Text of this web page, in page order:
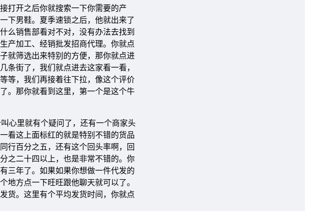
打开之后你就搜索一下你需要的产
下男鞋。夏季速锁之后，他就出来了
么销售部看对不对，没有办法去找到
产加工、经销批发招商代理。你就点
就筛选出来特别的方便，那你就点进
条街了，我们就点进去这家看一看，
等，我们再接着往下拉，像这个评价
。那你就看到这里，第一个是这个牛
心里就有个疑问了，还有一个商家头
看这上面标红的就是特别不错的货品
行百分之五，还有这个回头率啊，回
之二十四以上，也是非常不错的。你
三年了。如果如果你想做一件代发的
地方点一下旺旺跟他聊天就可以了。
货。这里有个平均发货时间，你就点